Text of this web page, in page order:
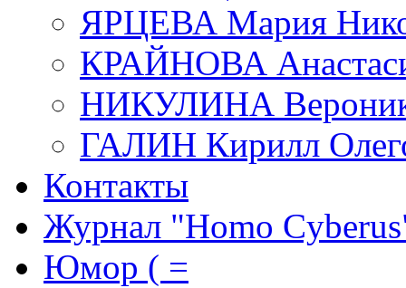
ЯРЦЕВА Мария
КРАЙНОВА
НИКУЛИНА
ГАЛИН Кирилл
Контакты
Журнал "Homo
Юмор ( =